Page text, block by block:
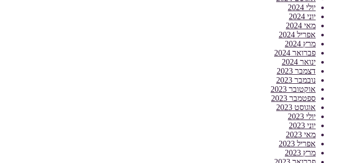
יולי 2024
יוני 2024
מאי 2024
אפריל 2024
מרץ 2024
פברואר 2024
ינואר 2024
דצמבר 2023
נובמבר 2023
אוקטובר 2023
ספטמבר 2023
אוגוסט 2023
יולי 2023
יוני 2023
מאי 2023
אפריל 2023
מרץ 2023